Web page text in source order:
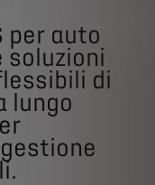
per auto
soluzioni
di
lungo